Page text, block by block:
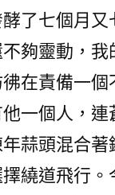
了七個月又
夠靈動，我
在責備一個
一個人，連
蒜頭混合著
繞道飛行。